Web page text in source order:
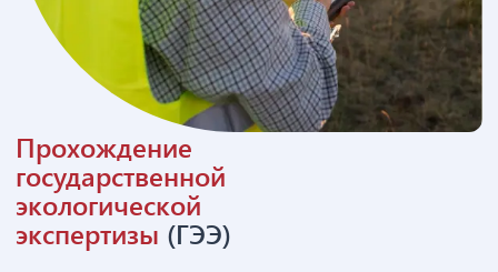
Прохождение
государственной
экологической
экспертизы (ГЭЭ)